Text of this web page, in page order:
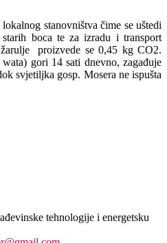
stanovništva čime se uštedi
boca te za izradu i transport
proizvede se 0,45 kg CO2.
gori 14 sati dnevno, zagađuje
svjetiljka gosp. Mosera ne ispušta
tehnologije i energetsku